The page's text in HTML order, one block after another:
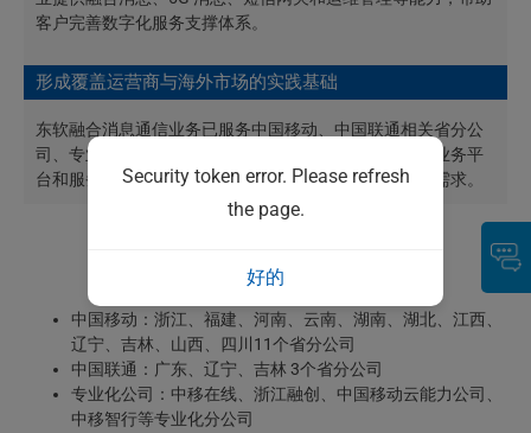
客户完善数字化服务支撑体系。
形成覆盖运营商与海外市场的实践基础
东软融合消息通信业务已服务中国移动、中国联通相关省分公
司、专业化公司及部分海外运营商客户，能够基于已有业务平
台和服务经验，支撑不同类型客户的消息通信业务建设需求。
典型客户
中国移动：浙江、福建、河南、云南、湖南、湖北、江西、
辽宁、吉林、山西、四川11个省分公司
中国联通：广东、辽宁、吉林 3个省分公司
专业化公司：中移在线、浙江融创、中国移动云能力公司、
中移智行等专业化分公司
Security token error. Please refresh
the page.
好的